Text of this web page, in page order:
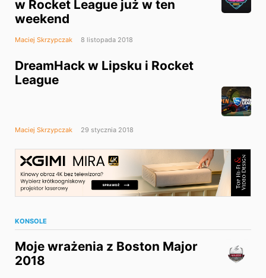
w Rocket League już w ten
weekend
Maciej Skrzypczak 8 listopada 2018
DreamHack w Lipsku i Rocket
League
Maciej Skrzypczak 29 stycznia 2018
KONSOLE
Moje wrażenia z Boston Major
2018